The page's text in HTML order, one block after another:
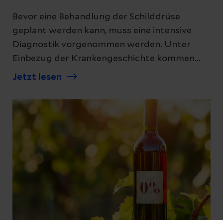
Bevor eine Behandlung der Schilddrüse
geplant werden kann, muss eine intensive
Diagnostik vorgenommen werden. Unter
Einbezug der Krankengeschichte kommen
verschiedene Diagnosetechniken zum
Sie zusammengestellt.
Jetzt lesen